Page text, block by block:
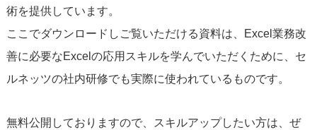
術を提供しています。
ここでダウンロードしご覧いただける資料は、Excel業務改
善に必要なExcelの応用スキルを学んでいただくために、セ
ルネッツの社内研修でも実際に使われているものです。
無料公開しておりますので、スキルアップしたい方は、ぜ